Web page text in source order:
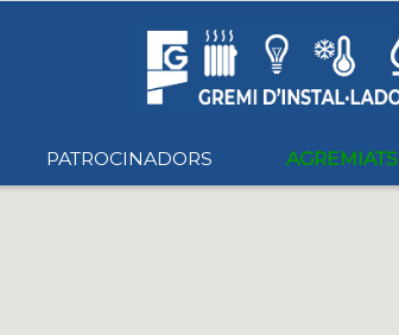
PATROCINADORS AGREMIATS